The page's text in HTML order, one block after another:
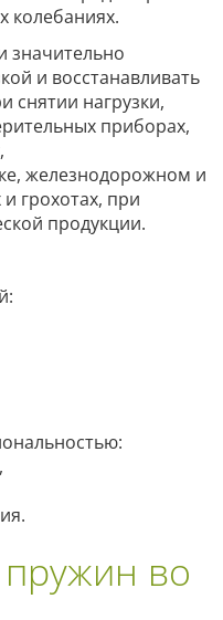
колебаниях.
значительно
и восстанавливать
снятии нагрузки,
приборах,
железнодорожном и
грохотах, при
продукции.
во